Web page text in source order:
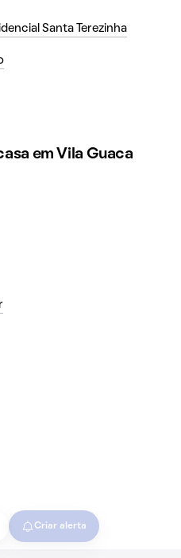
Criar alerta
Santa Terezinha
em Vila Guaca